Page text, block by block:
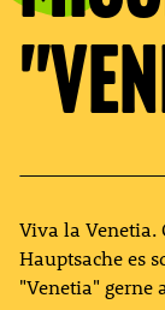
Viva la Venetia.
Hauptsache es
"Venetia" gerne